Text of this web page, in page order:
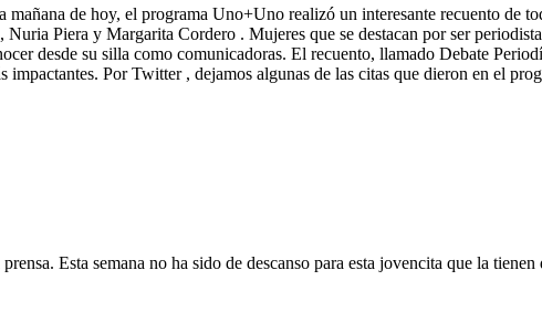
de hoy, el programa Uno+Uno realizó un interesante recuento de
Piera y Margarita Cordero . Mujeres que se destacan por ser
desde su silla como comunicadoras. El recuento, llamado Debate
Por Twitter , dejamos algunas de las citas que dieron en el
Esta semana no ha sido de descanso para esta jovencita que la